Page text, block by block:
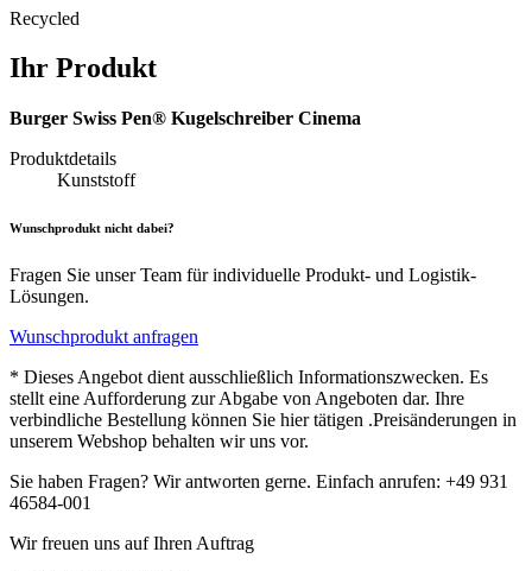
Recycled
Ihr Produkt
Burger Swiss Pen® Kugelschreiber Cinema
Produktdetails
Kunststoff
Wunschprodukt nicht dabei?
Fragen Sie unser Team für individuelle Produkt- und Logistik-
Lösungen.
Wunschprodukt anfragen
* Dieses Angebot dient ausschließlich Informationszwecken. Es
stellt eine Aufforderung zur Abgabe von Angeboten dar. Ihre
verbindliche Bestellung können Sie hier tätigen .Preisänderungen in
unserem Webshop behalten wir uns vor.
Sie haben Fragen? Wir antworten gerne. Einfach anrufen: +49 931
46584-001
Wir freuen uns auf Ihren Auftrag